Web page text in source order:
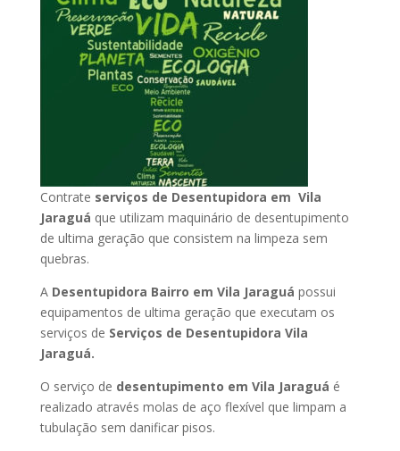
Contrate serviços de Desentupidora em Vila
Jaraguá que utilizam maquinário de desentupimento
de ultima geração que consistem na limpeza sem
quebras.
A Desentupidora Bairro em Vila Jaraguá possui
equipamentos de ultima geração que executam os
serviços de Serviços de Desentupidora Vila
Jaraguá.
O serviço de desentupimento em Vila Jaraguá é
realizado através molas de aço flexível que limpam a
tubulação sem danificar pisos.